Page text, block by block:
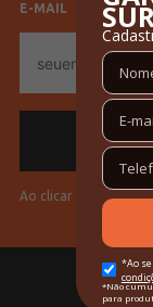
E-MAIL
mail
Ao clicar em